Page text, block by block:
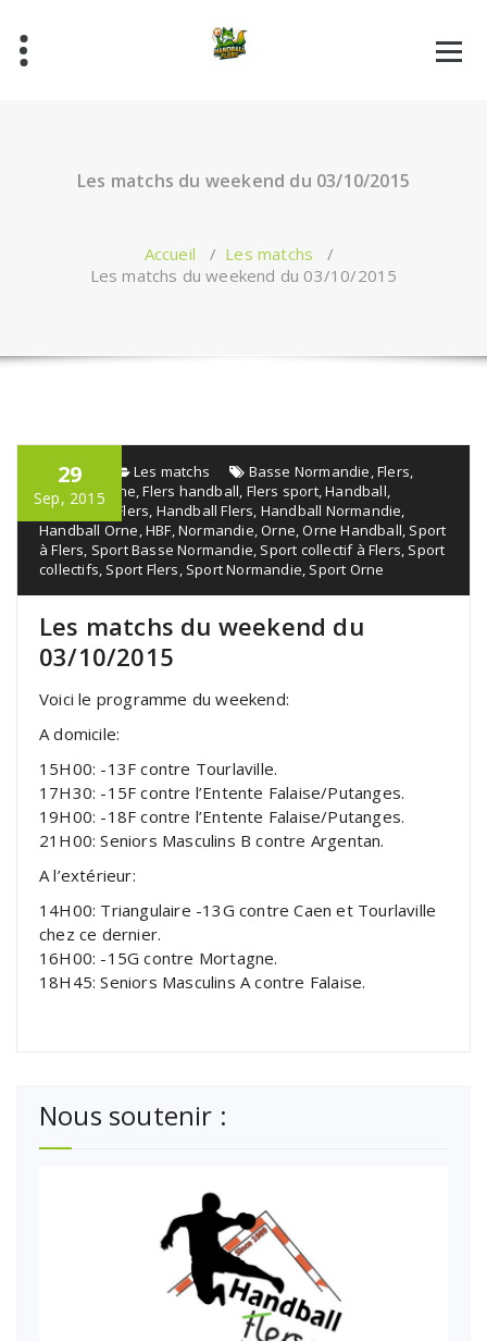
contenu
Les matchs du weekend du 03/10/2015
Accueil / Les matchs /
Les matchs du weekend du 03/10/2015
29
Sep, 2015
admin Les matchs Basse Normandie ,Flers
Flers de l'orne ,Flers handball Flers sport,Handball
Handball à Flers Handball Flers Handball Normandie
Handball Orne ,HBF ,Normandie ,Orne ,Orne Handball Sport
à Flers Sport Basse Normandie Sport collectif à Flers Sport
collectifs Sport Flers Sport Normandie Sport Orne
Les matchs du weekend du
03/10/2015
Voici le programme du weekend:
A domicile:
15H00: -13F contre Tourlaville.
17H30: -15F contre l’Entente Falaise/Putanges.
19H00: -18F contre l’Entente Falaise/Putanges.
21H00: Seniors Masculins B contre Argentan.
A l’extérieur:
14H00: Triangulaire -13G contre Caen et Tourlaville
chez ce dernier.
16H00: -15G contre Mortagne.
18H45: Seniors Masculins A contre Falaise.
Nous soutenir :